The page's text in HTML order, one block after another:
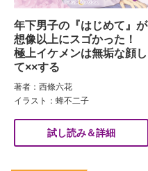
年下男子の『はじめて』が
想像以上にスゴかった！
極上イケメンは無垢な顔し
て××する
著者：西條六花
イラスト：蜂不二子
試し読み＆詳細